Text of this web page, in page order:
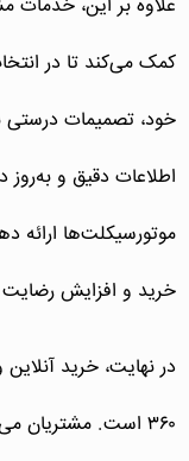
کمک می‌کند تا در
خود، تصمیمات درستی
اطلاعات دقیق و
موتورسیکلت‌ها ارائه
خرید و افزایش
در نهایت، خرید
۳۶۰ است. مشتریان